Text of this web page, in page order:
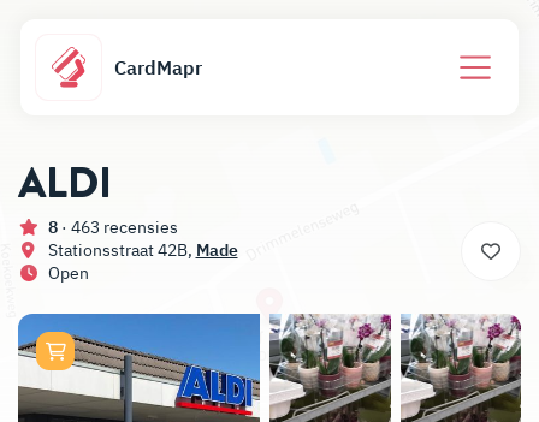
CardMapr
ALDI
8 · 463 recensies
Stationsstraat 42B, Made
Open